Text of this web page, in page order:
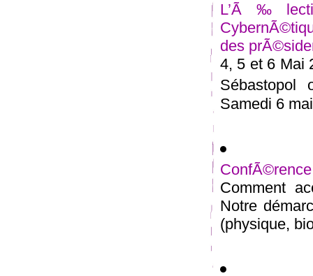
des
4, 5 et 6 Mai
Samedi 6
Comment
Notre
(physique,